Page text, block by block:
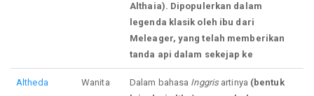
Althaia). Dipopulerkan dalam
legenda klasik oleh ibu dari
Meleager, yang telah memberikan
tanda api dalam sekejap ke
Altheda Wanita Dalam bahasa Inggrisartinya (bentuk